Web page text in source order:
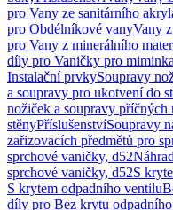
pro Vany ze sanitárního
pro Obdélníkové vanyVany
pro Vany z minerálního
díly pro Vaničky pro miminka
Instalační prvkySoupravy
a soupravy pro ukotvení do
nožiček a soupravy
stěnyPříslušenstvíSoupravy
zařizovacích předmětů pro
sprchové vaničky, d52
sprchové vaničky, d52S
S krytem odpadního ventilu
díly pro Bez krytu